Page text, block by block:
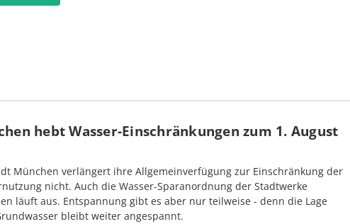
hebt Wasser-Einschränkungen zum 1. August
München verlängert ihre Allgemeinverfügung zur Einschränkung der
nicht. Auch die Wasser-Sparanordnung der Stadtwerke
läuft aus. Entspannung gibt es aber nur teilweise - denn die Lage
bleibt weiter angespannt.